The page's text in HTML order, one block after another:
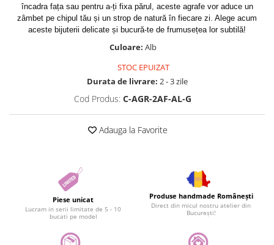
încadra fața sau pentru a-ți fixa părul, aceste agrafe vor aduce un
zâmbet pe chipul tău și un strop de natură în fiecare zi. Alege acum
aceste bijuterii delicate și bucură-te de frumusețea lor subtilă!
Culoare: Alb
STOC EPUIZAT
Durata de livrare: 2 - 3 zile
Cod Produs: C-AGR-2AF-AL-G
Adauga la Favorite
Piese unicat
Lucram in serii limitate de 5 - 10
bucati pe model
Produse handmade Românești
Direct din micul nostru atelier din
București!